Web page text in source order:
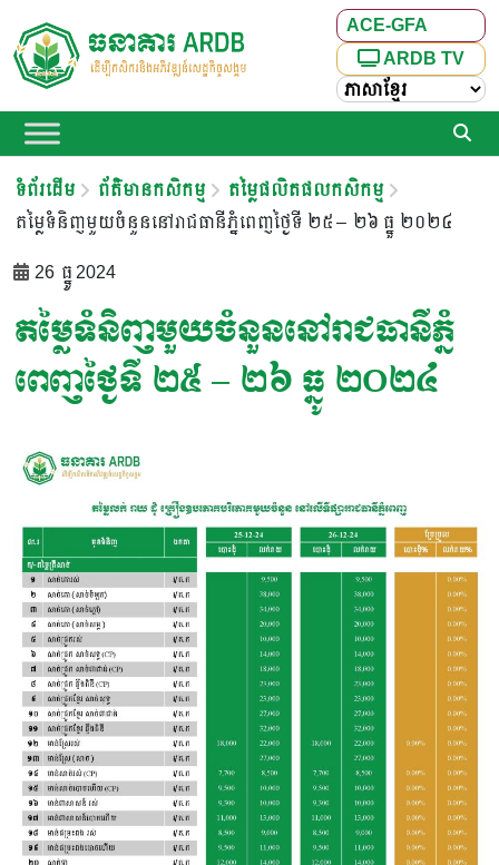
ACE-GFA
ARDB TV
ទំព័រដើម ព័ត៌មានកសិកម្ម
តម្លៃផលិតផលកសិកម្ម
តម្លៃទំនិញមួយចំនួននៅរាជធានីភ្នំពេញថ្ងៃទី ២៥ – ២៦ ធ្នូ ២០២៤
26 ធ្នូ 2024
តម្លៃទំនិញមួយចំនួននៅរាជធានីភ្នំ
ពេញថ្ងៃទី ២៥ – ២៦ ធ្នូ ២០២៤